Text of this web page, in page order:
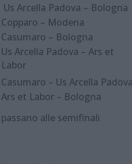
Us Arcella Padova – Bologna
Copparo – Modena
Casumaro – Bologna
Us Arcella Padova – Ars et
Labor
Casumaro – Us Arcella Padova
Ars et Labor – Bologna
passano alle semifinali